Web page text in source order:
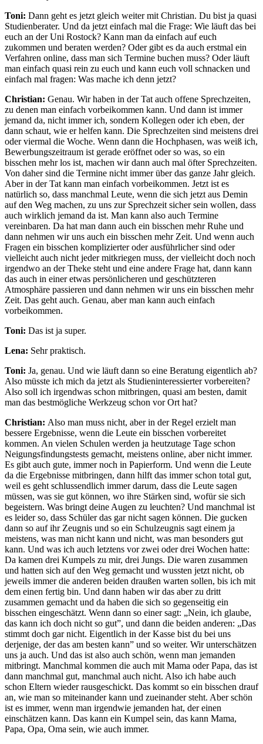
Toni: Dann geht es jetzt gleich weiter mit Christian. Du bist ja quasi
Studienberater. Und da jetzt einfach mal die Frage: Wie läuft das bei
euch an der Uni Rostock? Kann man da einfach auf euch
zukommen und beraten werden? Oder gibt es da auch erstmal ein
Verfahren online, dass man sich Termine buchen muss? Oder läuft
man einfach quasi rein zu euch und kann euch voll schnacken und
einfach mal fragen: Was mache ich denn jetzt?
Christian: Genau. Wir haben in der Tat auch offene Sprechzeiten,
zu denen man einfach vorbeikommen kann. Und dann ist immer
jemand da, nicht immer ich, sondern Kollegen oder ich eben, der
dann schaut, wie er helfen kann. Die Sprechzeiten sind meistens drei
oder viermal die Woche. Wenn dann die Hochphasen, was weiß ich,
Bewerbungszeitraum ist gerade eröffnet oder so was, so ein
bisschen mehr los ist, machen wir dann auch mal öfter Sprechzeiten.
Von daher sind die Termine nicht immer über das ganze Jahr gleich.
Aber in der Tat kann man einfach vorbeikommen. Jetzt ist es
natürlich so, dass manchmal Leute, wenn die sich jetzt aus Demin
auf den Weg machen, zu uns zur Sprechzeit sicher sein wollen, dass
auch wirklich jemand da ist. Man kann also auch Termine
vereinbaren. Da hat man dann auch ein bisschen mehr Ruhe und
dann nehmen wir uns auch ein bisschen mehr Zeit. Und wenn auch
Fragen ein bisschen komplizierter oder ausführlicher sind oder
vielleicht auch nicht jeder mitkriegen muss, der vielleicht doch noch
irgendwo an der Theke steht und eine andere Frage hat, dann kann
das auch in einer etwas persönlicheren und geschützteren
Atmosphäre passieren und dann nehmen wir uns ein bisschen mehr
Zeit. Das geht auch. Genau, aber man kann auch einfach
vorbeikommen.
Toni: Das ist ja super.
Lena: Sehr praktisch.
Toni: Ja, genau. Und wie läuft dann so eine Beratung eigentlich ab?
Also müsste ich mich da jetzt als Studieninteressierter vorbereiten?
Also soll ich irgendwas schon mitbringen, quasi am besten, damit
man das bestmögliche Werkzeug schon vor Ort hat?
Christian: Also man muss nicht, aber in der Regel erzielt man
bessere Ergebnisse, wenn die Leute ein bisschen vorbereitet
kommen. An vielen Schulen werden ja heutzutage Tage schon
Neigungsfindungstests gemacht, meistens online, aber nicht immer.
Es gibt auch gute, immer noch in Papierform. Und wenn die Leute
da die Ergebnisse mitbringen, dann hilft das immer schon total gut,
weil es geht schlussendlich immer darum, dass die Leute sagen
müssen, was sie gut können, wo ihre Stärken sind, wofür sie sich
begeistern. Was bringt deine Augen zu leuchten? Und manchmal ist
es leider so, dass Schüler das gar nicht sagen können. Die gucken
dann so auf ihr Zeugnis und so ein Schulzeugnis sagt einem ja
meistens, was man nicht kann und nicht, was man besonders gut
kann. Und was ich auch letztens vor zwei oder drei Wochen hatte:
Da kamen drei Kumpels zu mir, drei Jungs. Die waren zusammen
und hatten sich auf den Weg gemacht und wussten jetzt nicht, ob
jeweils immer die anderen beiden draußen warten sollen, bis ich mit
dem einen fertig bin. Und dann haben wir das aber zu dritt
zusammen gemacht und da haben die sich so gegenseitig ein
bisschen eingeschätzt. Wenn dann so einer sagt: „Nein, ich glaube,
das kann ich doch nicht so gut”, und dann die beiden anderen: „Das
stimmt doch gar nicht. Eigentlich in der Kasse bist du bei uns
derjenige, der das am besten kann” und so weiter. Wir unterschätzen
uns ja auch. Und das ist also auch schön, wenn man jemanden
mitbringt. Manchmal kommen die auch mit Mama oder Papa, das ist
dann manchmal gut, manchmal auch nicht. Also ich habe auch
schon Eltern wieder rausgeschickt. Das kommt so ein bisschen drauf
an, wie man so miteinander kann und zueinander steht. Aber schön
ist es immer, wenn man irgendwie jemanden hat, der einen
einschätzen kann. Das kann ein Kumpel sein, das kann Mama,
Papa, Opa, Oma sein, wie auch immer.